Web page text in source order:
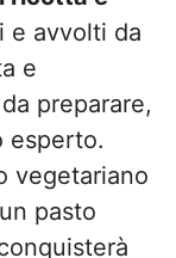
e avvolti da
e
preparare,
esperto.
vegetariano
pasto